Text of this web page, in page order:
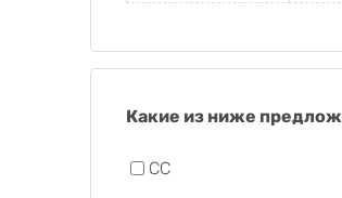
Какие из ниже
CC